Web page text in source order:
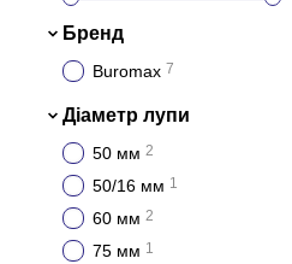
Бренд
Buromax 7
Діаметр лупи
50 мм 2
50/16 мм 1
60 мм 2
75 мм 1